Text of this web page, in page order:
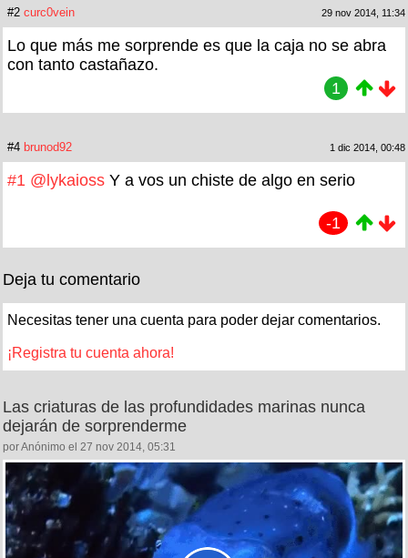
#2 curc0vein 29 nov 2014, 11:34
Lo que más me sorprende es que la caja no se abra
con tanto castañazo.
1
#4 brunod92 1 dic 2014, 00:48
#1 @lykaioss Y a vos un chiste de algo en serio
-1
Deja tu comentario
Necesitas tener una cuenta para poder dejar comentarios.
¡Registra tu cuenta ahora!
Las criaturas de las profundidades marinas nunca
dejarán de sorprenderme
por Anónimo el 27 nov 2014, 05:31